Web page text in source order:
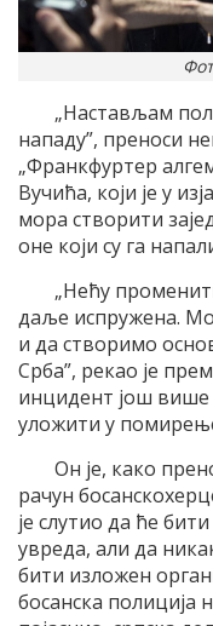
„Настављам
нападу”, преноси
„Франкфуртер
Вучића, који је у
мора створити
оне који су га
„Нећу
даље испружена.
и да створимо
Срба”, рекао је
инцидент још више
уложити у
Он је, како
рачун
је слутио да ће
увреда, али да
бити изложен
босанска полиција